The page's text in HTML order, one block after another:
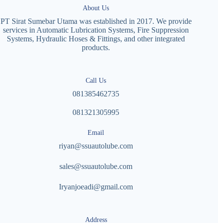
About Us
PT Sirat Sumebar Utama was established in 2017. We provide
services in Automatic Lubrication Systems, Fire Suppression
Systems, Hydraulic Hoses & Fittings, and other integrated
products.
Call Us
081385462735
081321305995
Email
riyan@ssuautolube.com
sales@ssuautolube.com
Iryanjoeadi@gmail.com
Address